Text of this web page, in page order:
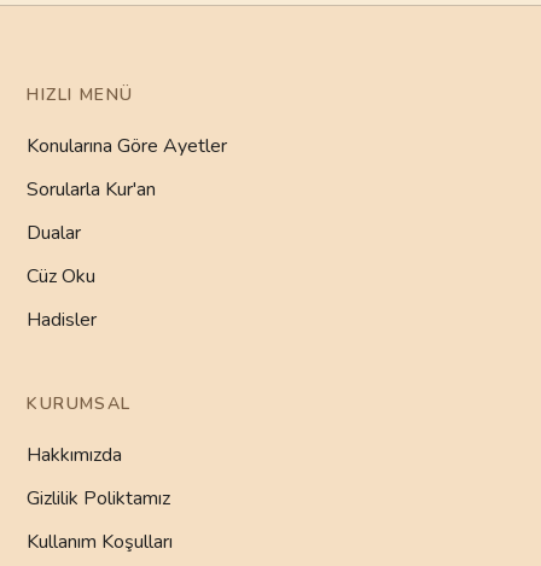
HIZLI MENÜ
Konularına Göre Ayetler
Sorularla Kur'an
Dualar
Cüz Oku
Hadisler
KURUMSAL
Hakkımızda
Gizlilik Poliktamız
Kullanım Koşulları